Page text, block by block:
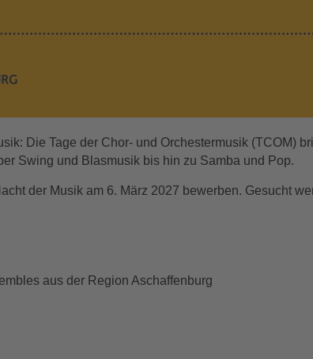
Die Tage der Chor- und Orchestermusik (TCOM)
Swing und Blasmusik bis hin zu Samba und Pop.
der Musik am 6. März 2027 bewerben. Gesucht
aus der Region Aschaffenburg